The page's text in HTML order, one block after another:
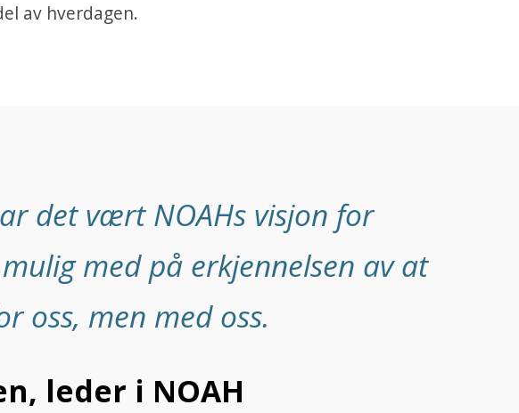
av hverdagen.
det vært NOAHs visjon for
med på erkjennelsen av at
oss, men med oss.
leder i NOAH